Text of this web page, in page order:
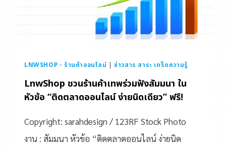
LNWSHOP - ร้านค้าออนไลน์ |ข่าวสาร สาระ เกร็ดความรู้
LnwShop ชวนร้านค้าเทพร่วมฟังสัมมนา ใน
หัวข้อ “ติดตลาดออนไลน์ ง่ายนิดเดียว” ฟรี!
Copyright: sarahdesign / 123RF Stock Photo
งาน : สัมมนา หัวข้อ “ติดตลาดออนไลน์ ง่ายนิด